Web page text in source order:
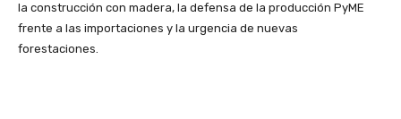
la construcción con madera, la defensa de la producción PyME
frente a las importaciones y la urgencia de nuevas
forestaciones.